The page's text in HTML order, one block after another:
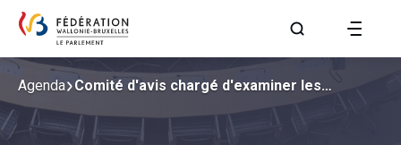
Aller à la page
Agenda Comité d'avis chargé d'examiner les…